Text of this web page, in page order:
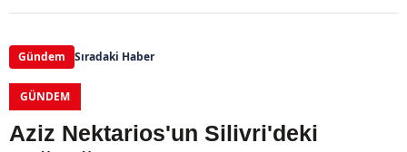
Gündem Sıradaki Haber
GÜNDEM
Aziz Nektarios'un Silivri'deki